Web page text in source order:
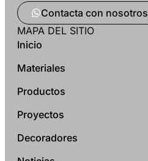
Contacta con nosotros
MAPA DEL SITIO
Inicio
Materiales
Productos
Proyectos
Decoradores